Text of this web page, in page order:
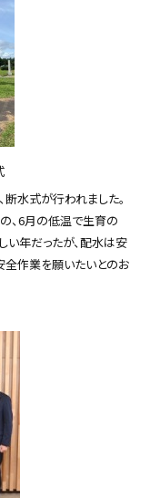
水式が行われました。
、6月の低温で生育の
い年だったが、配水は安
全作業を願いたいとのお